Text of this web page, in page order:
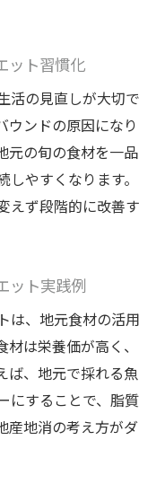
でダイエット促
食材選びのポイ
単ダイエットレ
イエットの魅力
に痩せる方法
ステップとは
事改善のポイン
ットメニュー紹
アイデア集
トの食事方法
ット習慣化
活の見直しが大切で
ウンドの原因になり
元の旬の食材を一品
やすくなります。
えず段階的に改善す
ット実践例
は、地元食材の活用
は栄養価が高く、
ば、地元で採れる魚
にすることで、脂質
産地消の考え方がダ